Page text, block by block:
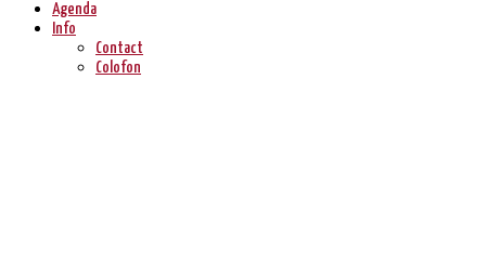
Agenda
Info
Contact
Colofon